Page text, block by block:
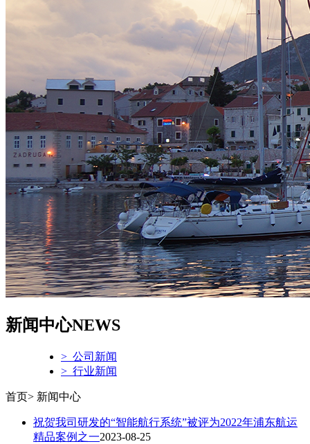
新闻中心NEWS
> 公司新闻
> 行业新闻
首页> 新闻中心
祝贺我司研发的“智能航行系统”被评为2022年浦东航运
精品案例之一2023-08-25